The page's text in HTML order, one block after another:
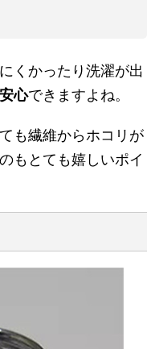
くかったり洗濯が出
心できますよね。
も繊維からホコリが
もとても嬉しいポイ